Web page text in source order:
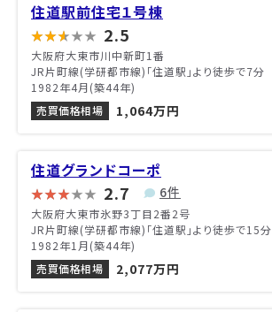
住道駅前住宅１号棟
2.5
大阪府大東市川中新町1番
JR片町線(学研都市線)「住道駅」より徒歩で7分
1982年4月(築44年)
売買価格相場
1,064万円
住道グランドコーポ
2.7 6件
大阪府大東市氷野3丁目2番2号
JR片町線(学研都市線)「住道駅」より徒歩で15分
1982年1月(築44年)
売買価格相場
2,077万円